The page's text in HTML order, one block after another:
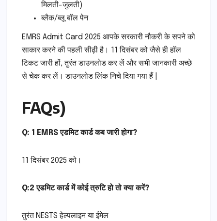
मिलती-जुलती)
ब्लैक/ब्लू बॉल पेन
EMRS Admit Card 2025 आपके सरकारी नौकरी के सपने को
साकार करने की पहली सीढ़ी है। 11 दिसंबर को जैसे ही हॉल
टिकट जारी हों, तुरंत डाउनलोड कर लें और सभी जानकारी अच्छे
से चेक कर लें। डाउनलोड लिंक निचे दिया गया हैं |
FAQs)
Q: 1 EMRS एडमिट कार्ड कब जारी होगा?
11 दिसंबर 2025 को।
Q:2 एडमिट कार्ड में कोई त्रुटि हो तो क्या करें?
तुरंत NESTS हेल्पलाइन या ईमेल